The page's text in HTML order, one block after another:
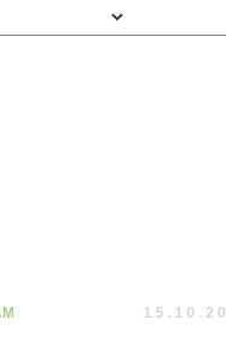
15.10.20